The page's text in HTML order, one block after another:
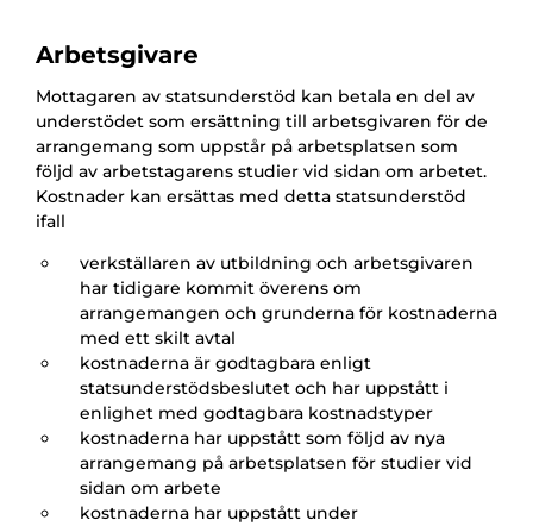
Arbetsgivare
Mottagaren av statsunderstöd kan betala en del av
understödet som ersättning till arbetsgivaren för de
arrangemang som uppstår på arbetsplatsen som
följd av arbetstagarens studier vid sidan om arbetet.
Kostnader kan ersättas med detta statsunderstöd
ifall
verkställaren av utbildning och arbetsgivaren
har tidigare kommit överens om
arrangemangen och grunderna för kostnaderna
med ett skilt avtal
kostnaderna är godtagbara enligt
statsunderstödsbeslutet och har uppstått i
enlighet med godtagbara kostnadstyper
kostnaderna har uppstått som följd av nya
arrangemang på arbetsplatsen för studier vid
sidan om arbete
kostnaderna har uppstått under